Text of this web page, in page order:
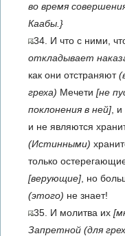
во время
Каабы.}
34. И что с ними,
откладывает
как они отстраняют
греха) Мечети [не
поклонения в ней] , и
и не являются
(Истинными)
только
[верующие] , но
(этого) не знает!
35. И молитва их
Запретной (для